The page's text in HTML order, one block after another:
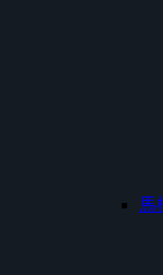
馬